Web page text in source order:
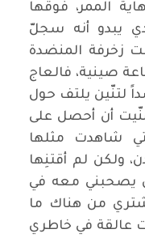
الممر، فوقها
يبدو أنه سجلّ
زخرفة المنضدة
صينية، فالعاج
لتنّين يلتف حول
أن أحصل على
شاهدت مثلها
ولكن لم أقتنِها
يصحبني معه في
من هناك ما
عالقة في خاطري